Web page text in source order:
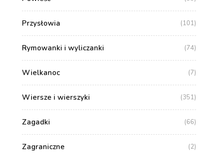
Przysłowia (101)
Rymowanki i wyliczanki (74)
Wielkanoc (7)
Wiersze i wierszyki (351)
Zagadki (66)
Zagraniczne (2)